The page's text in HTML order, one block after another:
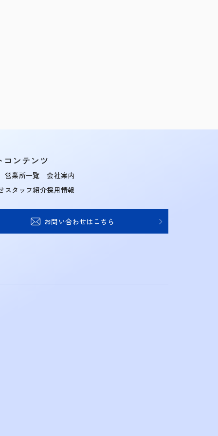
コンテンツ
営業所一覧
スタッフ紹介
会社案内
採用情報
お問い合わせはこちら